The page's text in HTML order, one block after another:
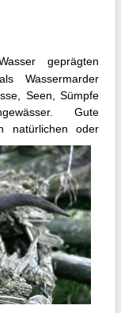
geprägten
Wassermarder
Seen, Sümpfe
Gute
natürlichen oder